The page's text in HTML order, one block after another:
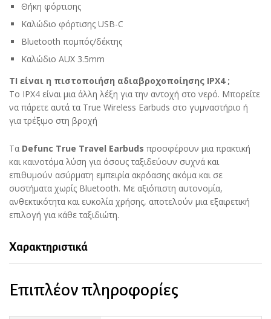
Θήκη φόρτισης
Καλώδιο φόρτισης USB-C
Bluetooth πομπός/δέκτης
Καλώδιο AUX 3.5mm
ΤΙ είναι η πιστοποιήση αδιαβροχοποίησης IPX4 ;
Το IPX4 είναι μια άλλη λέξη για την αντοχή στο νερό. Μπορείτε
να πάρετε αυτά τα True Wireless Earbuds στο γυμναστήριο ή
για τρέξιμο στη βροχή
Τα Defunc True Travel Earbuds προσφέρουν μια πρακτική
και καινοτόμα λύση για όσους ταξιδεύουν συχνά και
επιθυμούν ασύρματη εμπειρία ακρόασης ακόμα και σε
συστήματα χωρίς Bluetooth. Με αξιόπιστη αυτονομία,
ανθεκτικότητα και ευκολία χρήσης, αποτελούν μια εξαιρετική
επιλογή για κάθε ταξιδιώτη.
Χαρακτηριστικά
Επιπλέον πληροφορίες